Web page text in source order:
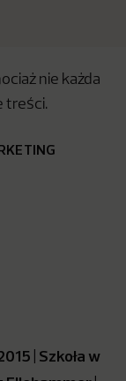
nie każda
treści.
| Szkoła w